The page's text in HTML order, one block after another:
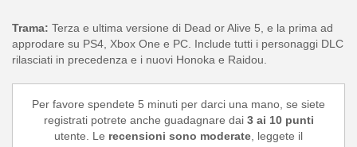
Trama: Terza e ultima versione di Dead or Alive 5, e la prima ad
approdare su PS4, Xbox One e PC. Include tutti i personaggi DLC
rilasciati in precedenza e i nuovi Honoka e Raidou.
Per favore spendete 5 minuti per darci una mano, se siete
registrati potrete anche guadagnare dai 3 ai 10 punti
utente. Le recensioni sono moderate , leggete il